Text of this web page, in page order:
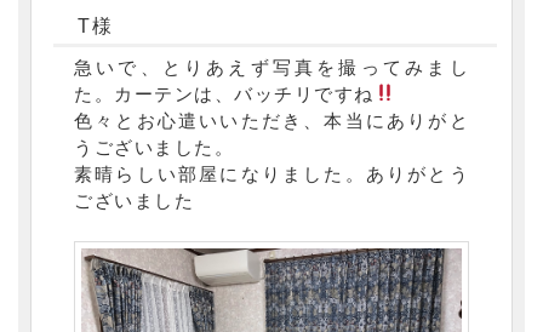
T様
急いで、とりあえず写真を撮ってみまし
た。カーテンは、バッチリですね
色々とお心遣いいただき、本当にありがと
うございました。
素晴らしい部屋になりました。ありがとう
ございました